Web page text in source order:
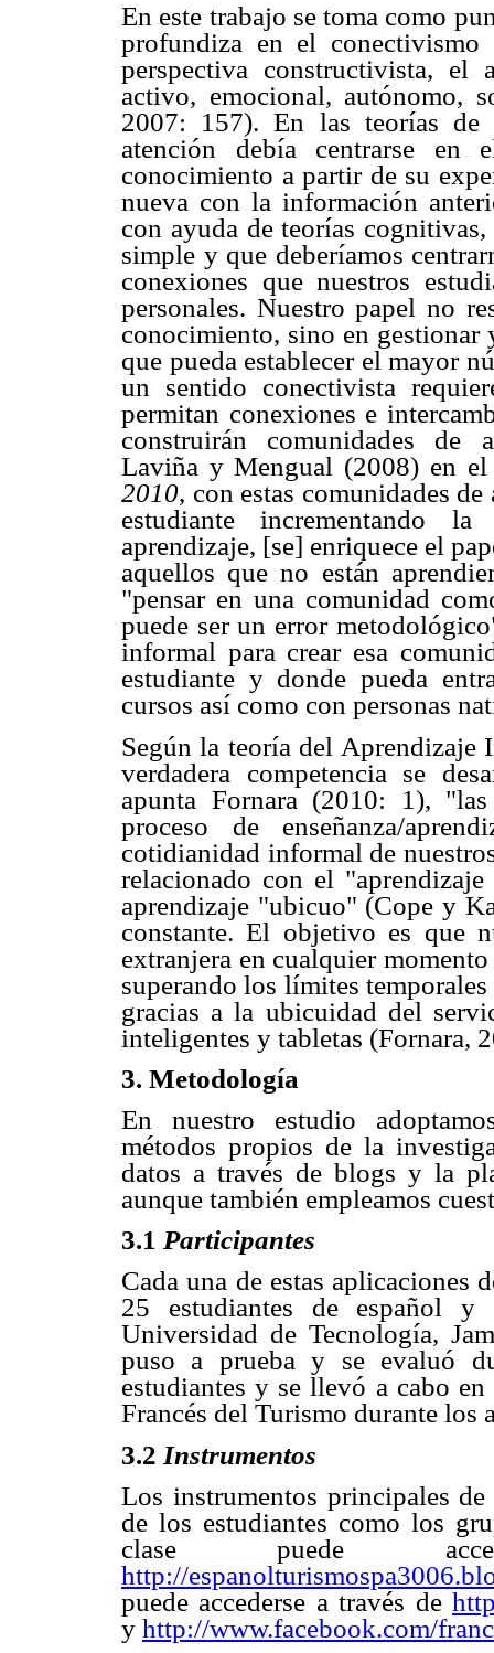
En este trabajo se toma como
profundiza en el conectivismo
perspectiva constructivista, el
activo, emocional, autónomo,
2007: 157). En las teorías de
atención debía centrarse
conocimiento a partir de su
nueva con la información
con ayuda de teorías
simple y que deberíamos
conexiones que nuestros
personales. Nuestro papel no
conocimiento, sino en gestionar
que pueda establecer el mayor
un sentido conectivista
permitan conexiones e
construirán comunidades de
Laviña y Mengual (2008) en
2010, con estas comunidades
estudiante incrementando
aprendizaje, [se] enriquece el
aquellos que no están
"pensar en una comunidad
puede ser un error
informal para crear esa
estudiante y donde pueda
cursos así como con personas
Según la teoría del Aprendizaje
verdadera competencia se
apunta Fornara (2010: 1),
proceso de enseñanza/
cotidianidad informal de
relacionado con el
aprendizaje "ubicuo" (Cope y
constante. El objetivo es que
extranjera en cualquier
superando los límites
gracias a la ubicuidad del
inteligentes y tabletas (Fornara,
3. Metodología
En nuestro estudio
métodos propios de la
datos a través de blogs y la
aunque también empleamos
3.1 Participantes
Cada una de estas aplicaciones
25 estudiantes de español y
Universidad de Tecnología,
puso a prueba y se evaluó
estudiantes y se llevó a cabo
Francés del Turismo durante los
3.2 Instrumentos
Los instrumentos principales
de los estudiantes como los
clase puede
http://
puede accederse a través de
y http://www.facebook.com/